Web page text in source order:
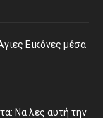
Εικόνες μέσα
Να λες αυτή την